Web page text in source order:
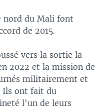
nord du Mali font
de 2015.
vers la sortie la
2022 et la mission de
militairement et
Ils ont fait du
l'un de leurs